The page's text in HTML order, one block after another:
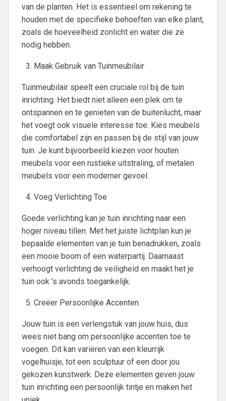
van de planten. Het is essentieel om rekening te
houden met de specifieke behoeften van elke plant,
zoals de hoeveelheid zonlicht en water die ze
nodig hebben.
Maak Gebruik van Tuinmeubilair
Tuinmeubilair speelt een cruciale rol bij de tuin
inrichting. Het biedt niet alleen een plek om te
ontspannen en te genieten van de buitenlucht, maar
het voegt ook visuele interesse toe. Kies meubels
die comfortabel zijn en passen bij de stijl van jouw
tuin. Je kunt bijvoorbeeld kiezen voor houten
meubels voor een rustieke uitstraling, of metalen
meubels voor een moderner gevoel.
Voeg Verlichting Toe
Goede verlichting kan je tuin inrichting naar een
hoger niveau tillen. Met het juiste lichtplan kun je
bepaalde elementen van je tuin benadrukken, zoals
een mooie boom of een waterpartij. Daarnaast
verhoogt verlichting de veiligheid en maakt het je
tuin ook ’s avonds toegankelijk.
Creëer Persoonlijke Accenten
Jouw tuin is een verlengstuk van jouw huis, dus
wees niet bang om persoonlijke accenten toe te
voegen. Dit kan variëren van een kleurrijk
vogelhuisje, tot een sculptuur of een door jou
gekozen kunstwerk. Deze elementen geven jouw
tuin inrichting een persoonlijk tintje en maken het